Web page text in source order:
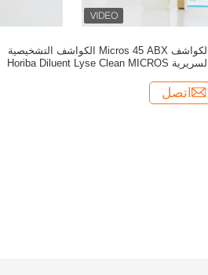
الكواشف Micros 45 ABX الكواشف التشخيصية
السريرية Horiba Diluent Lyse Clean MICROS
اتصل